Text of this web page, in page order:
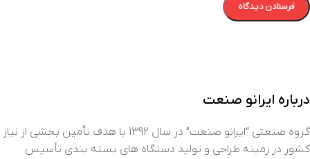
درباره ایرانو صنعت
گروه صنعتی “ایرانو صنعت” در سال 1392 با هدف تأمین بخشی از نیاز
کشور در زمینه طراحی و تولید دستگاه های بسته بندی تأسیس